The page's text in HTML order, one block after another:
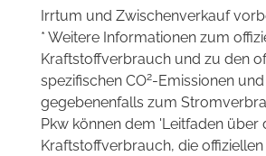
Irrtum und Zwischenverkauf
* Weitere Informationen zum
Kraftstoffverbrauch und zu den
spezifischen CO2-Emissionen und
gegebenenfalls zum
Pkw können dem 'Leitfaden über
Kraftstoffverbrauch, die